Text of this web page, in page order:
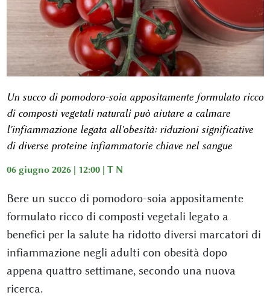
Un succo di pomodoro-soia appositamente formulato ricco
di composti vegetali naturali può aiutare a calmare
l'infiammazione legata all'obesità: riduzioni significative
di diverse proteine infiammatorie chiave nel sangue
06 giugno 2026 | 12:00 | T N
Bere un succo di pomodoro-soia appositamente
formulato ricco di composti vegetali legato a
benefici per la salute ha ridotto diversi marcatori di
infiammazione negli adulti con obesità dopo
appena quattro settimane, secondo una nuova
ricerca.